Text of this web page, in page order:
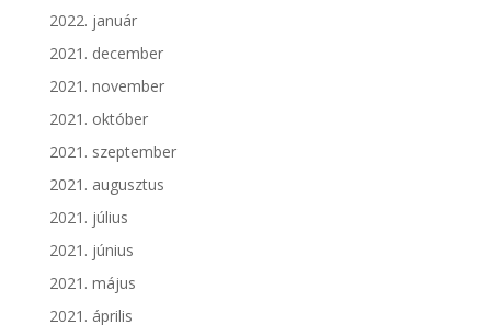
2022. január
2021. december
2021. november
2021. október
2021. szeptember
2021. augusztus
2021. július
2021. június
2021. május
2021. április